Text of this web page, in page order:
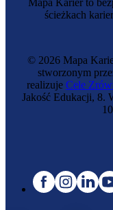
Mapa Karier to
ścieżkach
© 2026 Mapa
stworzonym
realizuje Cele
Jakość Edukacji, 8.